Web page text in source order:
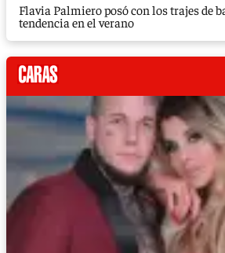
Flavia Palmiero posó con los trajes de
tendencia en el verano